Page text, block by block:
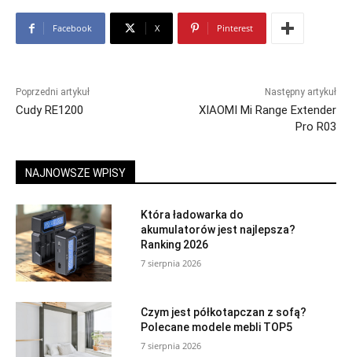
Facebook X Pinterest
Poprzedni artykuł
Cudy RE1200
Następny artykuł
XIAOMI Mi Range Extender
Pro R03
NAJNOWSZE WPISY
Która ładowarka do
akumulatorów jest najlepsza?
Ranking 2026
7 sierpnia 2026
Czym jest półkotapczan z sofą?
Polecane modele mebli TOP5
7 sierpnia 2026